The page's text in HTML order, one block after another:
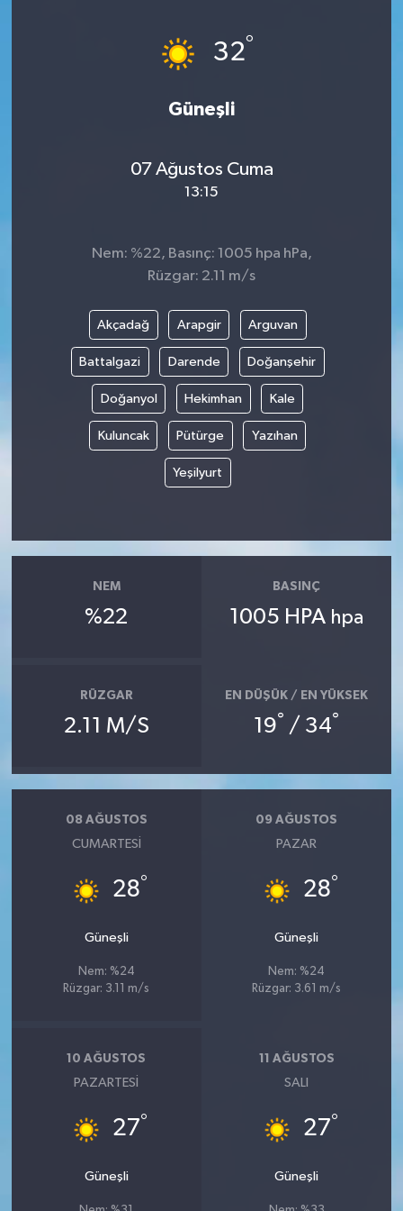
32°
Güneşli
07 Ağustos Cuma
13:15
Nem: %22, Basınç: 1005 hpa hPa,
Rüzgar: 2.11 m/s
Akçadağ Arapgir Arguvan
Battalgazi Darende Doğanşehir
Doğanyol Hekimhan Kale
Kuluncak Pütürge Yazıhan
Yeşilyurt
NEM
%22
BASINÇ
1005 HPA hpa
RÜZGAR
2.11 M/S
EN DÜŞÜK / EN YÜKSEK
19° / 34°
08 AĞUSTOS
CUMARTESI
28°
Güneşli
Nem: %24
Rüzgar: 3.11 m/s
09 AĞUSTOS
PAZAR
28°
Güneşli
Nem: %24
Rüzgar: 3.61 m/s
10 AĞUSTOS
PAZARTESI
27°
Güneşli
11 AĞUSTOS
SALI
27°
Güneşli
POLİTİKA
RESMİ İLANLAR
SAĞLIK
Tarihi Yapılarımız
Türkiye